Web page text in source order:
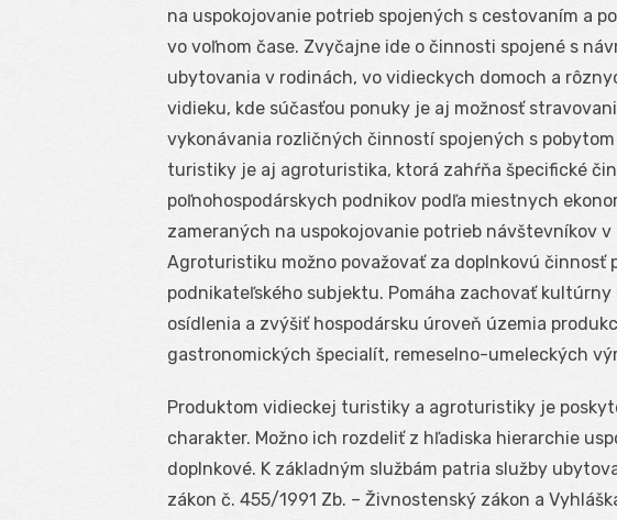
na uspokojovanie potrieb spojených s cestovaním a
vo voľnom čase. Zvyčajne ide o činnosti spojené s
ubytovania v rodinách, vo vidieckych domoch a
vidieku, kde súčasťou ponuky je aj možnosť
vykonávania rozličných činností spojených s
turistiky je aj agroturistika, ktorá zahŕňa špecifické
poľnohospodárskych podnikov podľa miestnych
zameraných na uspokojovanie potrieb návštevníkov
Agroturistiku možno považovať za doplnkovú činnosť
podnikateľského subjektu. Pomáha zachovať
osídlenia a zvýšiť hospodársku úroveň územia
gastronomických špecialít, remeselno-umeleckých
Produktom vidieckej turistiky a agroturistiky je
charakter. Možno ich rozdeliť z hľadiska hierarchie
doplnkové. K základným službám patria služby
zákon č. 455/1991 Zb. – Živnostenský zákon a